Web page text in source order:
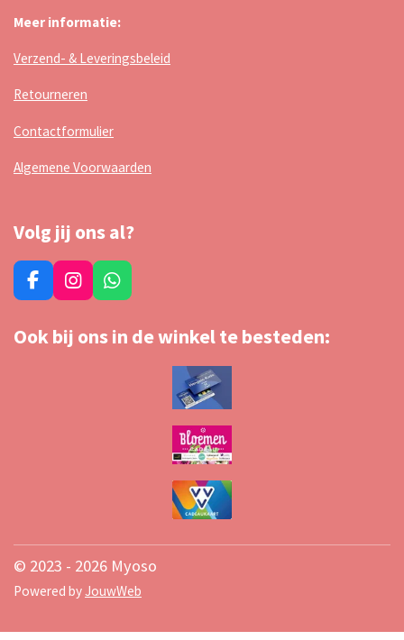
Meer informatie:
Verzend- & Leveringsbeleid
Retourneren
Contactformulier
Algemene Voorwaarden
Volg jij ons al?
F
a
e
I
n
t
W
h
t
Ook bij ons in de winkel te besteden:
© 2023 - 2026 Myoso
Powered byJouwWeb